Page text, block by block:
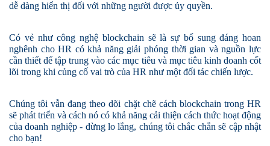
dễ dàng hiển thị đối với những người được ủy quyền.
Có vẻ như công nghệ blockchain sẽ là sự bổ sung đáng hoan
nghênh cho HR có khả năng giải phóng thời gian và nguồn lực
cần thiết để tập trung vào các mục tiêu và mục tiêu kinh doanh cốt
lõi trong khi củng cố vai trò của HR như một đối tác chiến lược.
Chúng tôi vẫn đang theo dõi chặt chẽ cách blockchain trong HR
sẽ phát triển và cách nó có khả năng cải thiện cách thức hoạt động
của doanh nghiệp - đừng lo lắng, chúng tôi chắc chắn sẽ cập nhật
cho bạn!